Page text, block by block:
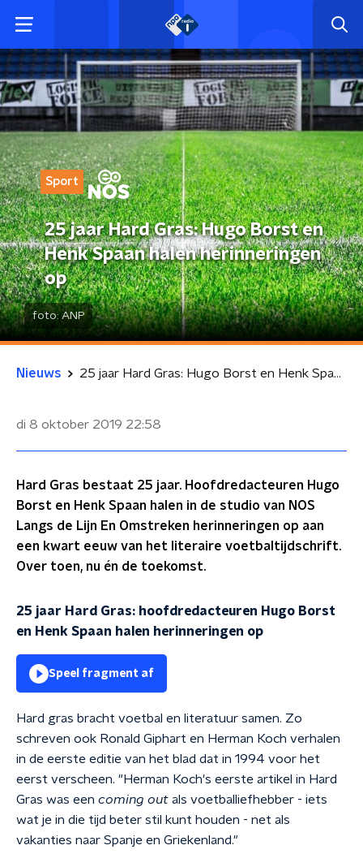
Sport
25 jaar Hard Gras: Hugo Borst en
Henk Spaan halen herinneringen
op
foto:ANP
Nieuws 25 jaar Hard Gras: Hugo Borst en Henk Spaan halen herinneringen op
di 8 oktober 2019 22:58
Hard Gras bestaat 25 jaar. Hoofdredacteuren Hugo
Borst en Henk Spaan halen in de studio van NOS
Langs de Lijn En Omstreken herinneringen op aan
een kwart eeuw van het literaire voetbaltijdschrift.
Over toen, nu én de toekomst.
25 jaar Hard Gras: hoofdredacteuren Hugo Borst
en Henk Spaan halen herinneringen op
Speel fragment af
Hard gras bracht voetbal en literatuur samen. Zo
schreven ook Ronald Giphart en Herman Koch verhalen
in de eerste editie van het blad dat in 1994 voor het
eerst verscheen. "Herman Koch's eerste artikel in Hard
Gras was een coming out als voetballiefhebber - iets
wat je in die tijd beter stil kunt houden - net als
vakanties naar Spanje en Griekenland."